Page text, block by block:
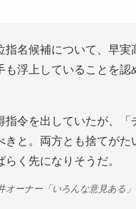
名候補について、早実
浮上していることを認
令を出していたが、
と。両方とも捨てがた
く先になりそうだ。
ーナー「いろんな意見ある」